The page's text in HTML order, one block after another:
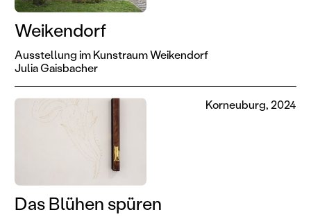
Weikendorf
Ausstellung im Kunstraum Weikendorf
Julia Gaisbacher
Das Blühen spüren
Korneuburg, 2024